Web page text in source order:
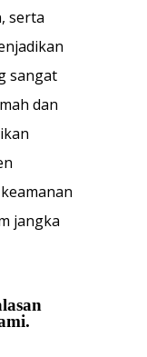
serta
sangat
dan
jangka